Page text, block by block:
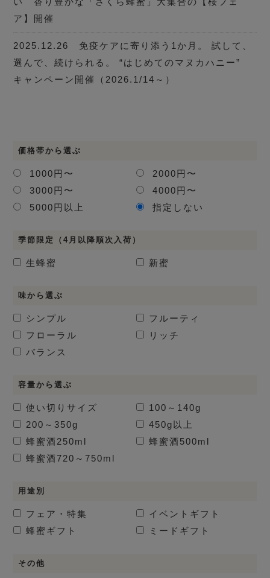
ア】開催
2025.12.26 免疫ケアに寄り添う1か月。 試して、
選んで、続けられる。 “はじめてのマヌカハニー”
キャンペーン開催（2026.1/14～）
価格帯から選ぶ
1000円〜
2000円〜
3000円〜
4000円〜
5000円以上
指定しない
季節限定（4月以降順次入荷）
生蜂蜜 新蜜
味から選ぶ
シンプル
フルーティ
フローラル
リッチ
バランス
容量から選ぶ
使い切りサイズ
100～140g
200～350g
450g以上
蜂蜜酒 250ml 蜂蜜酒 500ml
蜂蜜酒720～750ml
用途別
フェア・特集
イベントギフト
蜂蜜ギフト
ミードギフト
その他